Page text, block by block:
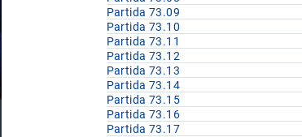
Partida 73.09
Partida 73.10
Partida 73.11
Partida 73.12
Partida 73.13
Partida 73.14
Partida 73.15
Partida 73.16
Partida 73.17